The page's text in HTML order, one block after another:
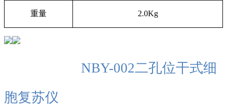
重量 2.0Kg
NBY-002二孔位干式细
胞复苏仪